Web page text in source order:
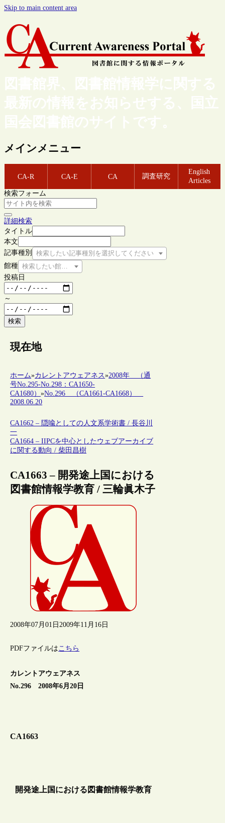
Skip to main content area
図書館界、図書館情報学に関する
最新の情報をお知らせする、国立
国会図書館のサイトです。
メインメニュー
CA-R CA-E CA 調査研究
English
Articles
検索フォーム
詳細検索
タイトル
本文
記事種別
検索したい記事種別を選択してください
館種 検索したい館種を選択してください
投稿日
～
検索
現在地
ホーム»カレントアウェアネス»2008年 （通
号No.295-No.298：CA1650-
CA1680）»No.296 （CA1661-CA1668）
2008.06.20
CA1662 – 隠喩としての人文系学術書 / 長谷川
一
CA1664 – IIPCを中心としたウェブアーカイブ
に関する動向 / 柴田昌樹
CA1663 – 開発途上国における
図書館情報学教育 / 三輪眞木子
2008年07月01日 2009年11月16日
PDFファイルはこちら
カレントアウェアネス
No.296 2008年6月20日
CA1663
開発途上国における図書館情報学教育